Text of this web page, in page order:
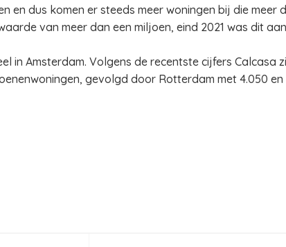
en dus komen er steeds meer woningen bij die meer
van meer dan een miljoen, eind 2021 was dit
in Amsterdam. Volgens de recentste cijfers Calcasa
gevolgd door Rotterdam met 4.050 en